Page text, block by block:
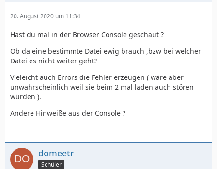
20. August 2020 um 11:34
Hast du mal in der Browser Console geschaut ?
Ob da eine bestimmte Datei ewig brauch ,bzw bei welcher
Datei es nicht weiter geht?
Vieleicht auch Errors die Fehler erzeugen ( wäre aber
unwahrscheinlich weil sie beim 2 mal laden auch stören
würden ).
Andere Hinweiße aus der Console ?
domeetr
Schüler